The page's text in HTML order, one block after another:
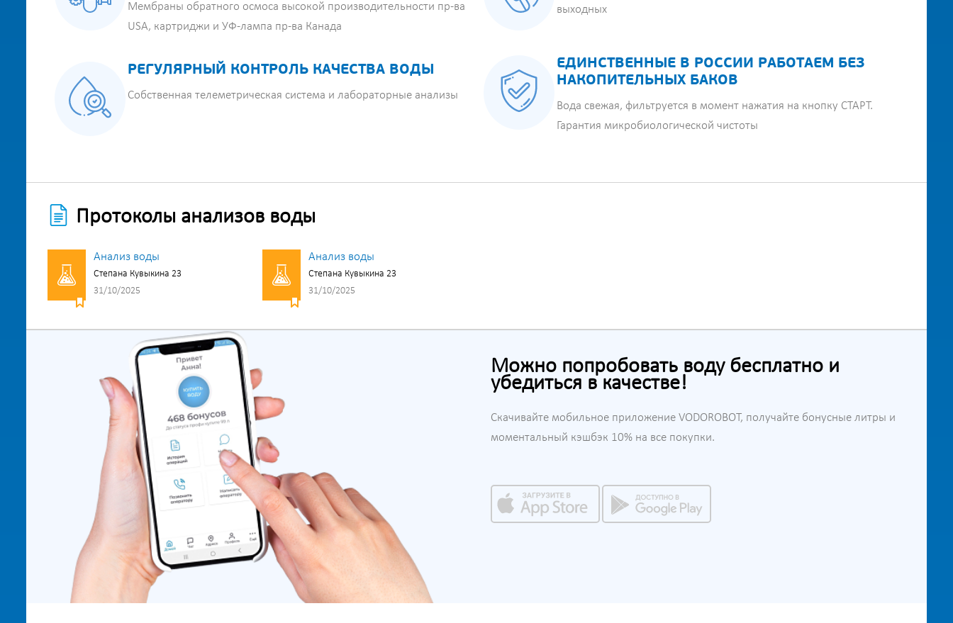
Мембраны обратного осмоса высокой производительности пр-ва
USA, картриджи и УФ-лампа пр-ва Канада
РЕГУЛЯРНЫЙ КОНТРОЛЬ КАЧЕСТВА ВОДЫ
Собственная телеметрическая система и лабораторные анализы
выходных
ЕДИНСТВЕННЫЕ В РОССИИ РАБОТАЕМ БЕЗ
НАКОПИТЕЛЬНЫХ БАКОВ
Вода свежая, фильтруется в момент нажатия на кнопку СТАРТ.
Гарантия микробиологической чистоты
Протоколы анализов воды
Анализ воды
Степана Кувыкина 23
31/10/2025
Анализ воды
Степана Кувыкина 23
31/10/2025
Можно попробовать воду бесплатно и
убедиться в качестве!
Скачивайте мобильное приложение VODOROBOT, получайте бонусные литры и
моментальный кэшбэк 10% на все покупки.